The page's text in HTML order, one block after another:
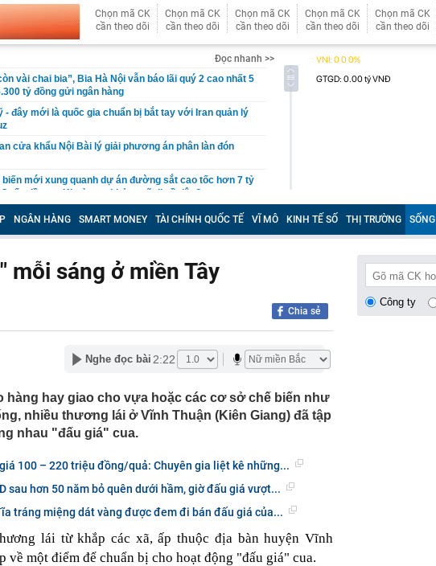
Chọn mã CK
cần theo dõi
Chọn mã CK
cần theo dõi
Chọn mã CK
cần theo dõi
Chọn mã CK
cần theo dõi
Chọn mã CK
cần theo dõi
Đọc nhanh >>
vài chai bia”, Bia Hà Nội vẫn báo lãi quý 2 cao nhất 5
tỷ đồng gửi ngân hàng
- đây mới là quốc gia chuẩn bị bắt tay với Iran quản lý
cửa khẩu Nội Bài lý giải phương án phân làn đón
biến mới xung quanh dự án đường sắt cao tốc hơn 7 tỷ
đầu tư: Khoản nợ khủng sẽ đi về đâu?
cổ phiếu Hoá chất Đức Giang vẫn tăng kịch trần
tỷ vì đầu tư chứng khoán, tuyên bố phá sản và phải
Hồng từng là Chủ tịch công ty bất động sản với
“có làm thì mới có ăn”
chỉ nhưng tiền vẫn chưa nhiều? Tháng 8, 3 con giáp
tìm đúng hướng để bứt phá tài chính
cũ, người đàn ông phát hiện 100 kg vàng giấu khắp
105 tỷ đồng
đến quốc gia này có thể tích điểm, điểm đổi được
quà tặng
trực Thành ủy Hà Nội Nguyễn Trọng Đông kiểm tra,
các dự án trọng điểm
thi hành quy định bảo vệ dữ liệu cá nhân
quả XSMN hôm nay thứ Năm ngày 6/8/2026
kinh doanh sập bẫy mạo danh đặt thực phẩm, mua
lớn
NGÂN HÀNG SMART MONEY TÀI CHÍNH QUỐC TẾ VĨ MÔ KINH TẾ SỐ THỊ TRƯỜNG SỐNG
mỗi sáng ở miền Tây
Chia sẻ
Nghe đọc bài 2:22
hàng hay giao cho vựa hoặc các cơ sở chế biến như
nhiều thương lái ở Vĩnh Thuận (Kiên Giang) đã tập
nhau "đấu giá" cua.
100 – 220 triệu đồng/quả: Chuyên gia liệt kê những...
sau hơn 50 năm bỏ quên dưới hầm, giờ đấu giá vượt...
tráng miệng dát vàng được đem đi bán đấu giá của...
lái từ khắp các xã, ấp thuộc địa bàn huyện Vĩnh
về một điểm để chuẩn bị cho hoạt động "đấu giá" cua.
Công ty